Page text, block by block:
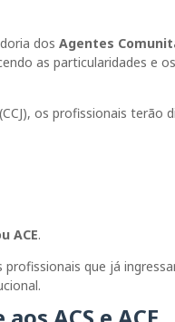
dos Agentes
as particularidades e os
os profissionais terão
ACE.
profissionais que já